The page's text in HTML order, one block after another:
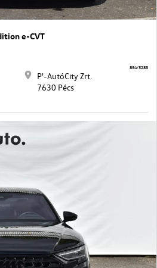
e-CVT
P'-AutóCity Zrt.
7630 Pécs
854/3283